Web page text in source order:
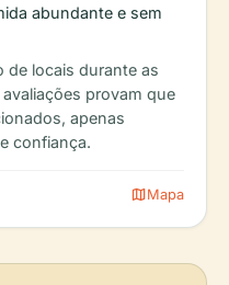
abundante e sem
de locais durante as
provam que
apenas
confiança.
(encerrado terça e quarta-feira;
mapMapa